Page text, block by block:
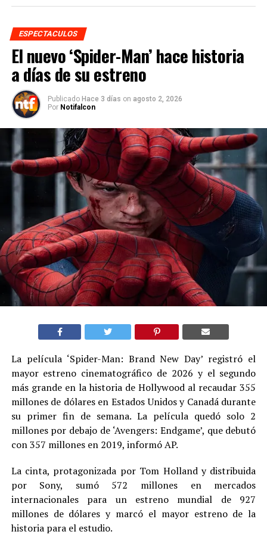
ESPECTACULOS
El nuevo ‘Spider-Man’ hace historia
a días de su estreno
Publicado Hace 3 días on agosto 2, 2026
Por Notifalcon
La película ‘Spider-Man: Brand New Day’ registró el
mayor estreno cinematográfico de 2026 y el segundo
más grande en la historia de Hollywood al recaudar 355
millones de dólares en Estados Unidos y Canadá durante
su primer fin de semana. La película quedó solo 2
millones por debajo de ‘Avengers: Endgame’, que debutó
con 357 millones en 2019, informó AP.
La cinta, protagonizada por Tom Holland y distribuida
por Sony, sumó 572 millones en mercados
internacionales para un estreno mundial de 927
millones de dólares y marcó el mayor estreno de la
historia para el estudio.